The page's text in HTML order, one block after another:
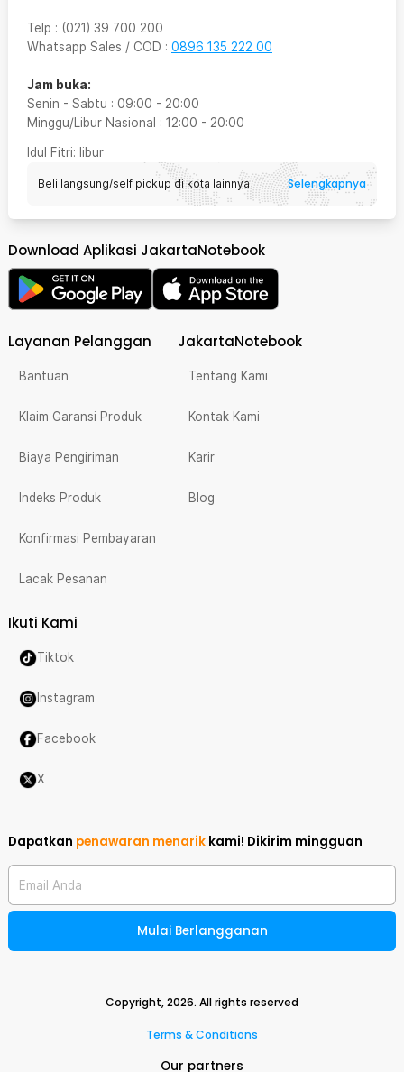
Telp : (021) 39 700 200
Whatsapp Sales / COD : 0896 135 222 00
Jam buka:
Senin - Sabtu : 09:00 - 20:00
Minggu/Libur Nasional : 12:00 - 20:00
Idul Fitri: libur
Beli langsung/self pickup di kota lainnya Selengkapnya
Download Aplikasi JakartaNotebook
Layanan Pelanggan
Bantuan
Klaim Garansi Produk
Biaya Pengiriman
Indeks Produk
Konfirmasi Pembayaran
Lacak Pesanan
JakartaNotebook
Tentang Kami
Kontak Kami
Karir
Blog
Ikuti Kami
Tiktok
Instagram
Facebook
X
Dapatkan penawaran menarik kami! Dikirim mingguan
Email Anda
Mulai Berlangganan
Copyright,2026. All rights reserved
Terms & Conditions
Our partners